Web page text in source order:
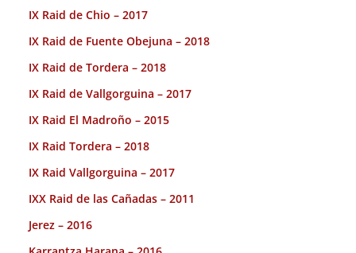
IX Raid de Chio – 2017
IX Raid de Fuente Obejuna – 2018
IX Raid de Tordera – 2018
IX Raid de Vallgorguina – 2017
IX Raid El Madroño – 2015
IX Raid Tordera – 2018
IX Raid Vallgorguina – 2017
IXX Raid de las Cañadas – 2011
Jerez – 2016